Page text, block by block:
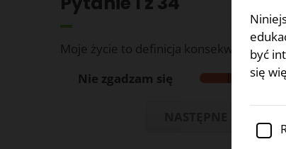
Moje życie to definicja konsekwencji i
Nie zgadzam się
być
się